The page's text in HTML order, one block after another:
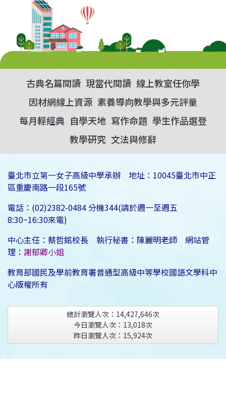
古典名篇閱讀 現當代閱讀 線上教室任你學
因材網線上資源 素養導向教學與多元評量
每月輕經典 自學天地 寫作命題 學生作品選登
教學研究 文法與修辭
臺北市立第一女子高級中學承辦 地址：10045臺北市中正
區重慶南路一段165號
電話：(02)2382-0484 分機344(請於週一至週五
8:30~16:30來電)
中心主任：蔡哲銘校長 執行秘書：陳麗明老師 網站管
理： 謝郁卿小姐
教育部國民及學前教育署普通型高級中等學校國語文學科中
心版權所有
總計瀏覽人次： 14,427,646次
今日瀏覽人次： 13,018次
昨日瀏覽人次： 15,924次